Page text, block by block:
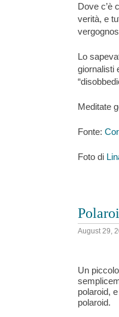
Dove c’è
verità, e
Lo
giornalisti
Meditate
Fonte:
Foto di
August 29,
Un
polaroid,
polaroid.